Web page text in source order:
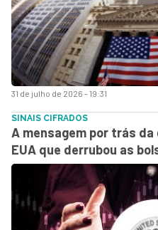
31 de julho de 2026 - 19:31
SINAIS CIFRADOS
A mensagem por trás
EUA que derrubou as